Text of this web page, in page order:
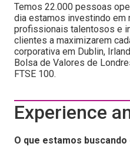
Temos 22.000 pessoas
dia estamos investindo em
profissionais talentosos e
clientes a maximizarem
corporativa em Dublin,
Bolsa de Valores de
FTSE 100.
Experience
O que estamos